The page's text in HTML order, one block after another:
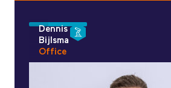
Dennis
Bijlsma
Office